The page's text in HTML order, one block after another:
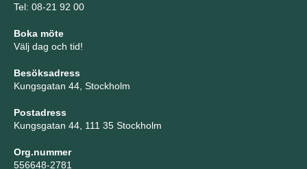
Tel: 08-21 92 00
Boka möte
Välj dag och tid!
Besöksadress
Kungsgatan 44, Stockholm
Postadress
Kungsgatan 44, 111 35 Stockholm
Org.nummer
556648-2781